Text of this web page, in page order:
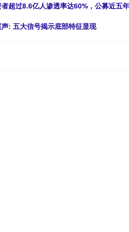
超过8.6亿人渗透率达60%，公募近五
: 五大信号揭示底部特征显现